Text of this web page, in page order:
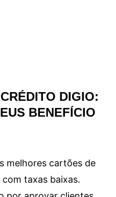
DIGIO:
BENEFÍCIO
melhores cartões de
taxas baixas.